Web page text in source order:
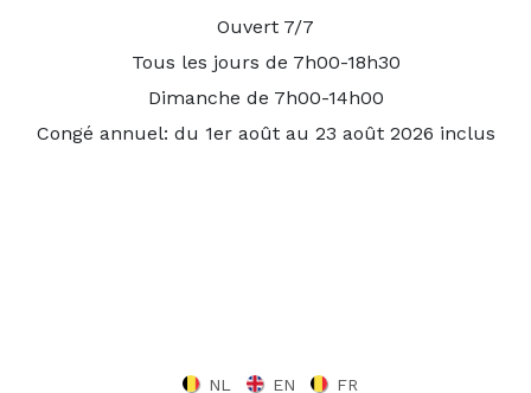
Ouvert 7/7
Tous les jours de 7h00-18h30
Dimanche de 7h00-14h00
Congé annuel: du 1er août au 23 août 2026 inclus
NL EN FR